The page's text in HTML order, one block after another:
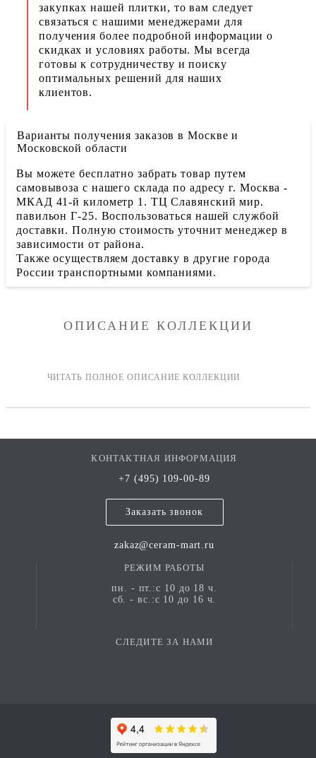
закупках нашей плитки, то вам следует
связаться с нашими менеджерами для
получения более подробной информации о
скидках и условиях работы. Мы всегда
готовы к сотрудничеству и поиску
оптимальных решений для наших
клиентов.
Варианты получения заказов в Москве и
Московской области
Вы можете бесплатно забрать товар путем
самовывоза с нашего склада по адресу г. Москва -
МКАД 41-й километр 1. ТЦ Славянский мир.
павильон Г-25. Воспользоваться нашей службой
доставки. Полную стоимость уточнит менеджер в
зависимости от района.
Также осуществляем доставку в другие города
России транспортными компаниями.
ОПИСАНИЕ КОЛЛЕКЦИИ
КОНТАКТНАЯ ИНФОРМАЦИЯ
+7 (495) 109-00-89
Заказать звонок
zakaz@ceram-mart.ru
РЕЖИМ РАБОТЫ
пн. - пт.:с 10 до 18 ч.
сб. - вс.:с 10 до 16 ч.
СЛЕДИТЕ ЗА НАМИ